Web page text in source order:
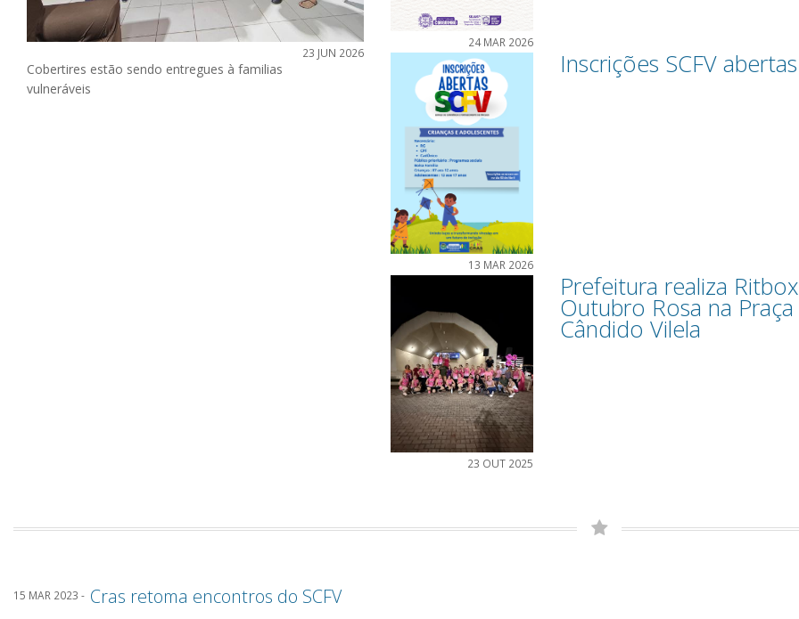
23 JUN 2026
Cobertires estão sendo entregues à familias
vulneráveis
24 MAR 2026
13 MAR 2026
Inscrições SCFV abertas
23 OUT 2025
Prefeitura realiza
Outubro Rosa na
Cândido Vilela
15 MAR 2023 - Cras retoma encontros do SCFV